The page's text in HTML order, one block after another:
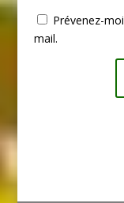
Prévenez-
mail.